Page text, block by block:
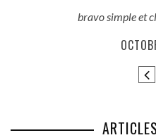
bravo simple et